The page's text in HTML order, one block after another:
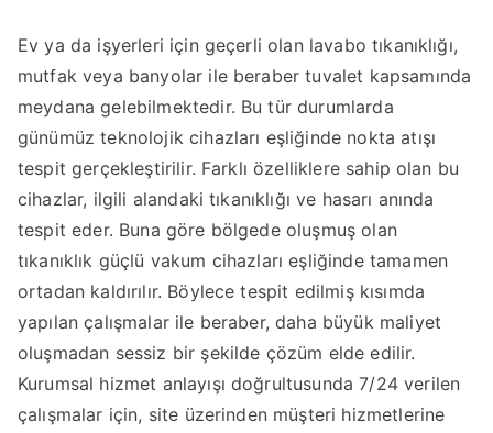
Ev ya da işyerleri için geçerli olan lavabo tıkanıklığı,
mutfak veya banyolar ile beraber tuvalet kapsamında
meydana gelebilmektedir. Bu tür durumlarda
günümüz teknolojik cihazları eşliğinde nokta atışı
tespit gerçekleştirilir. Farklı özelliklere sahip olan bu
cihazlar, ilgili alandaki tıkanıklığı ve hasarı anında
tespit eder. Buna göre bölgede oluşmuş olan
tıkanıklık güçlü vakum cihazları eşliğinde tamamen
ortadan kaldırılır. Böylece tespit edilmiş kısımda
yapılan çalışmalar ile beraber, daha büyük maliyet
oluşmadan sessiz bir şekilde çözüm elde edilir.
Kurumsal hizmet anlayışı doğrultusunda 7/24 verilen
çalışmalar için, site üzerinden müşteri hizmetlerine